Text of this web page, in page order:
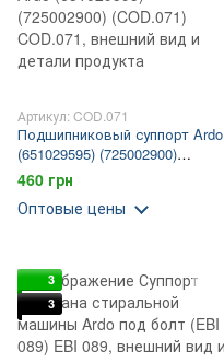
Артикул: COD.071
Подшипниковый суппорт Ardo
(651029595) (725002900)
(COD.071)
460 грн
Оптовые цены
3
3